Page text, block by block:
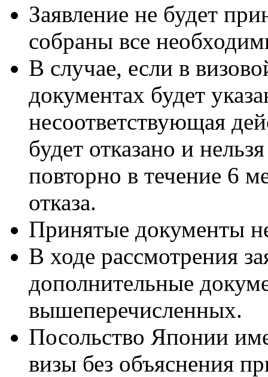
Заявление не будет
собраны все
В случае, если в
документах будет
несоответствующая
будет отказано и
повторно в течение 6
отказа.
Принятые документы
В ходе рассмотрения
дополнительные
вышеперечисленных.
Посольство Японии
визы без объяснения